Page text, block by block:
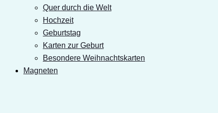
Quer durch die Welt
Hochzeit
Geburtstag
Karten zur Geburt
Besondere Weihnachtskarten
Magneten